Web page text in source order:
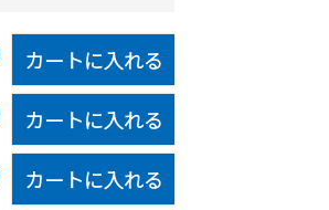
カートに入れる
カートに入れる
カートに入れる